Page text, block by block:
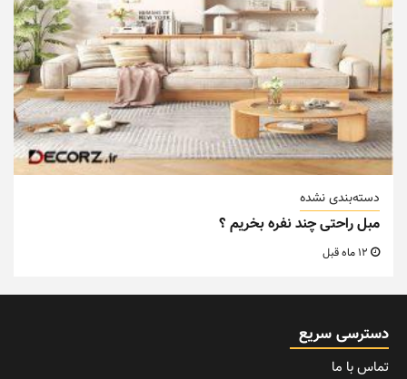
دسته‌بندی نشده
مبل راحتی چند نفره بخریم ؟
دسترسی سریع
تماس با ما